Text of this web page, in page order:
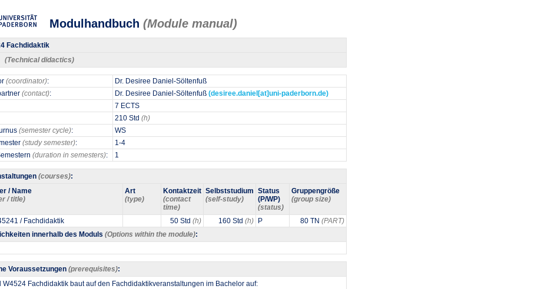
Modulhandbuch (Module manual)
Fachdidaktik
(Technical didactics)
(coordinator):
Dr. Desiree Daniel-Söltenfuß
(contact): Dr. Desiree Daniel-Söltenfuß (desiree.daniel[at]uni-paderborn.de)
7 ECTS
210 Std (h)
(semester cycle):
WS
(study semester):
1-4
(duration in semesters): 1
(courses):
/ Name
/ title)
Art
(type)
Kontaktzeit
(contact
time)
Selbststudium
(self-study)
Status
(P/WP)
(status)
Gruppengröße
(group size)
/ Fachdidaktik 50 Std (h) 160 Std (h) P 80 TN (PART)
innerhalb des Moduls (Options within the module):
Voraussetzungen (prerequisites):
W4524 Fachdidaktik baut auf den Fachdidaktikveranstaltungen im Bachelor auf: